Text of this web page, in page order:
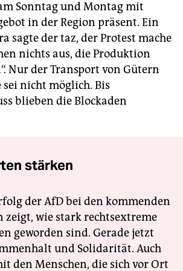
Sonntag und Montag mit
in der Region präsent. Ein
sagte der taz, der Protest mache
nichts aus, die Produktion
Nur der Transport von Gütern
sei nicht möglich. Bis
blieben die Blockaden
stärken
der AfD bei den kommenden
zeigt, wie stark rechtsextreme
geworden sind. Gerade jetzt
und Solidarität. Auch
den Menschen, die sich vor Ort